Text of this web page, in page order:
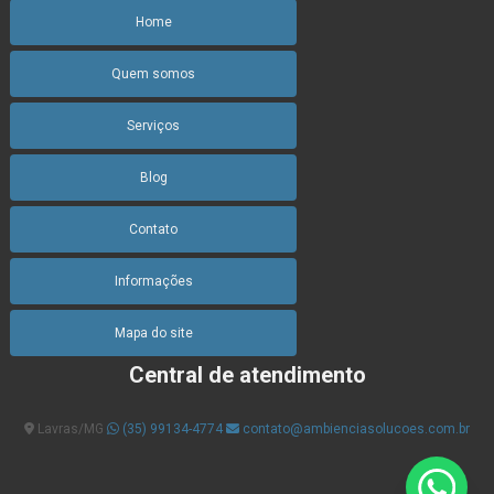
Gestão ambiental em minas gerais
Gestão ambiental industrial
Gestão ambiental nas organizações
Gestão ambiental programa
Gestão da qualidade segurança do trabalho e gestão ambiental
Gestão de efluentes e resíduos industriais
Gestão de projetos ambientais
Home
Quem somos
Serviços
Blog
Contato
Informações
Mapa do site
Central de atendimento
Lavras/MG (35) 99134-4774 contato@ambienciasolucoes.com.br